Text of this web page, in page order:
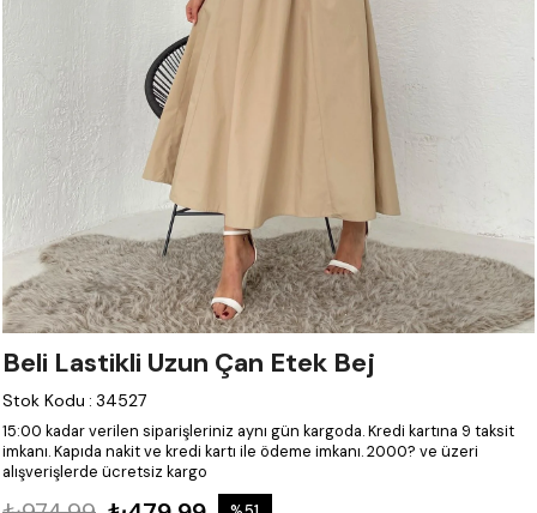
Beli Lastikli Uzun Çan Etek Bej
Stok Kodu : 34527
15:00 kadar verilen siparişleriniz aynı gün kargoda.Kredi kartına 9 taksit
imkanı.Kapıda nakit ve kredi kartı ile ödeme imkanı.2000? ve üzeri
alışverişlerde ücretsiz kargo